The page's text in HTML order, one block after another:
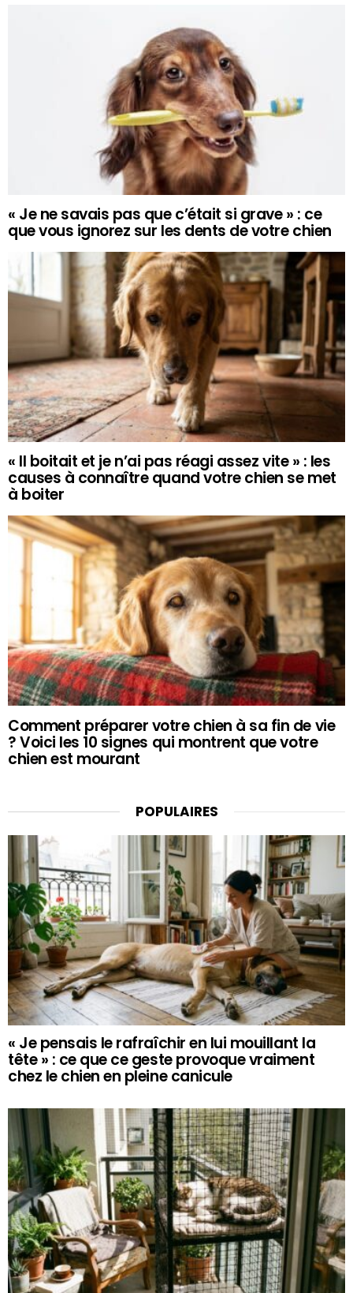
« Je ne savais pas que c’était si grave » : ce
que vous ignorez sur les dents de votre chien
« Il boitait et je n’ai pas réagi assez vite » : les
causes à connaître quand votre chien se met
à boiter
Comment préparer votre chien à sa fin de vie
? Voici les 10 signes qui montrent que votre
chien est mourant
POPULAIRES
« Je pensais le rafraîchir en lui mouillant la
tête » : ce que ce geste provoque vraiment
chez le chien en pleine canicule